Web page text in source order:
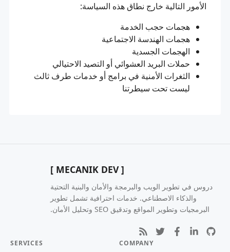
الأمور التالية خارج نطاق هذه السياسة:
هجمات حجب الخدمة
هجمات الهندسة الاجتماعية
الهجمات الجسدية
حملات البريد العشوائي أو التصيد الاحتيالي
الثغرات الأمنية في برامج أو خدمات طرف ثالث
ليست تحت سيطرتنا
[ MECANIK DEV ]
دروس في تطوير الويب والبرمجة والأمان والبنية التحتية
والذكاء الاصطناعي. خدمات احترافية تشمل تطوير
البرمجيات وتطوير المواقع وتدقيق SEO وتحليل الأمان.
COMPANY
SERVICES